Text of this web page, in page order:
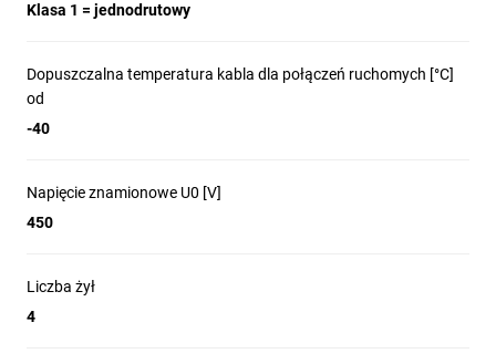
Klasa 1 = jednodrutowy
Dopuszczalna temperatura kabla dla połączeń ruchomych [°C]
od
-40
Napięcie znamionowe U0 [V]
450
Liczba żył
4